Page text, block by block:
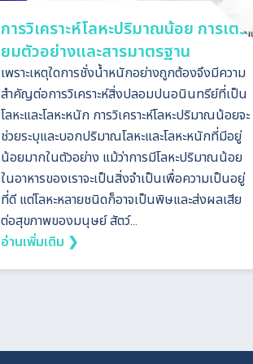
การวิเคราะห์โลหะปริมาณน้อย การเตรี
ยมตัวอย่างและสารมาตรฐาน
เพราะเหตุใดการชั่งน้ำหนักอย่างถูกต้องจึงมีความ
สำคัญต่อการวิเคราะห์สิ่งปลอมปนอนินทรีย์ที่เป็น
โลหะและโลหะหนัก การวิเคราะห์โลหะปริมาณน้อยจะ
ช่วยระบุและบอกปริมาณโลหะและโลหะหนักที่มีอยู่
น้อยมากในตัวอย่าง แม้ว่าการมีโลหะปริมาณน้อย
ในอาหารของเราจะเป็นสิ่งจำเป็นเพื่อความเป็นอยู่
ที่ดี แต่โลหะหลายชนิดก็อาจเป็นพิษและส่งผลเสีย
ต่อสุขภาพของมนุษย์ สัตว์...
อ่านเพิ่มเติม ❯